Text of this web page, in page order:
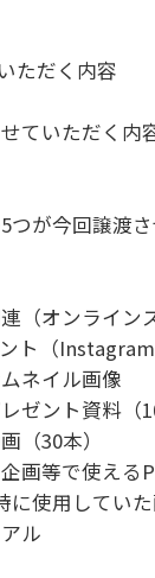
ただく内容
ていただく内
つが今回譲渡
（オンライン
ト（
ネイル画像
ゼント資料（
（30本）
画等で使える
に使用してい
ル